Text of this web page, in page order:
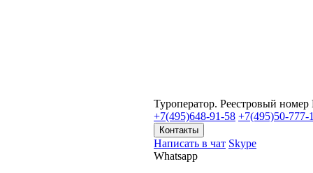
Туроператор. Реестровый
+7(495)648-91-58 +7(495)50-777-
Контакты
Написать в чат Skype
Whatsapp